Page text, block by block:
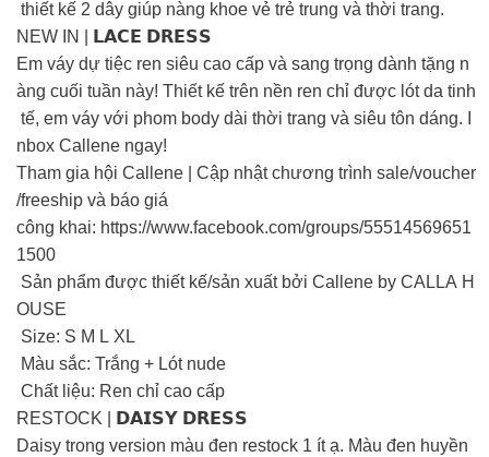
thiết kế 2 dây giúp nàng khoe vẻ trẻ trung và thời trang.
NEW IN | 𝗟𝗔𝗖𝗘 𝗗𝗥𝗘𝗦𝗦
Em váy dự tiệc ren siêu cao cấp và sang trọng dành tặng n
àng cuối tuần này! Thiết kế trên nền ren chỉ được lót da tinh
tế, em váy với phom body dài thời trang và siêu tôn dáng. I
nbox Callene ngay!
Tham gia hội Callene | Cập nhật chương trình sale/voucher
/freeship và báo giá
công khai: https://www.facebook.com/groups/55514569651
1500
Sản phẩm được thiết kế/sản xuất bởi Callene by CALLA H
OUSE
Size: S M L XL
Màu sắc: Trắng + Lót nude
Chất liệu: Ren chỉ cao cấp
RESTOCK | 𝗗𝗔𝗜𝗦𝗬 𝗗𝗥𝗘𝗦𝗦
Daisy trong version màu đen restock 1 ít ạ. Màu đen huyền